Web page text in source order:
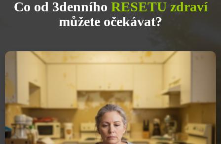
Co od 3denního RESETU zdraví
můžete očekávat?